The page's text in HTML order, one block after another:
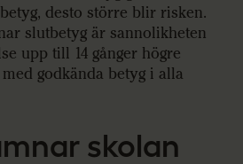
desto större blir risken.
slutbetyg är sannolikheten
upp till 14 gånger högre
godkända betyg i alla
skolan